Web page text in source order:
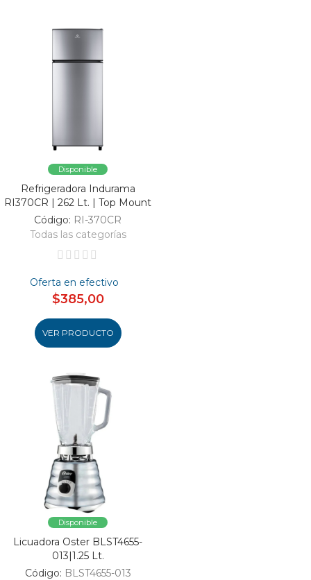
Disponible
Refrigeradora Indurama
RI370CR | 262 Lt. | Top Mount
Código: RI-370CR
Todas las categorías
Oferta en efectivo
$385,00
VER PRODUCTO
Disponible
Licuadora Oster BLST4655-
013|1.25 Lt.
Código: BLST4655-013